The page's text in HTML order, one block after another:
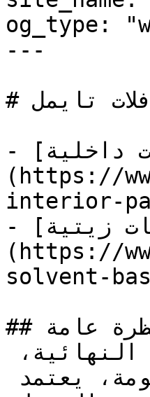
og_type:
---
# تايم فلات تايمل | Time Paints
- [دهانات داخلية]
(https://
interior-
- [دهانات زيتية]
(https://
solvent-
## نظرة عامة